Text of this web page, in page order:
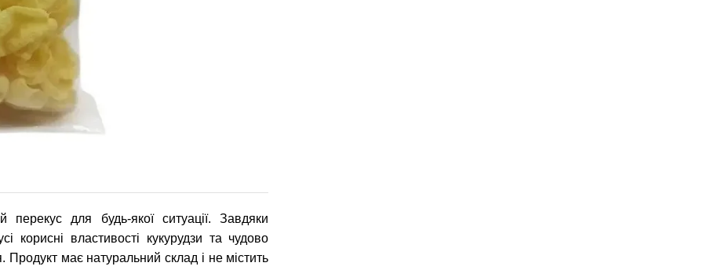
для будь-якої ситуації. Завдяки
корисні властивості кукурудзи та чудово
Продукт має натуральний склад і не містить